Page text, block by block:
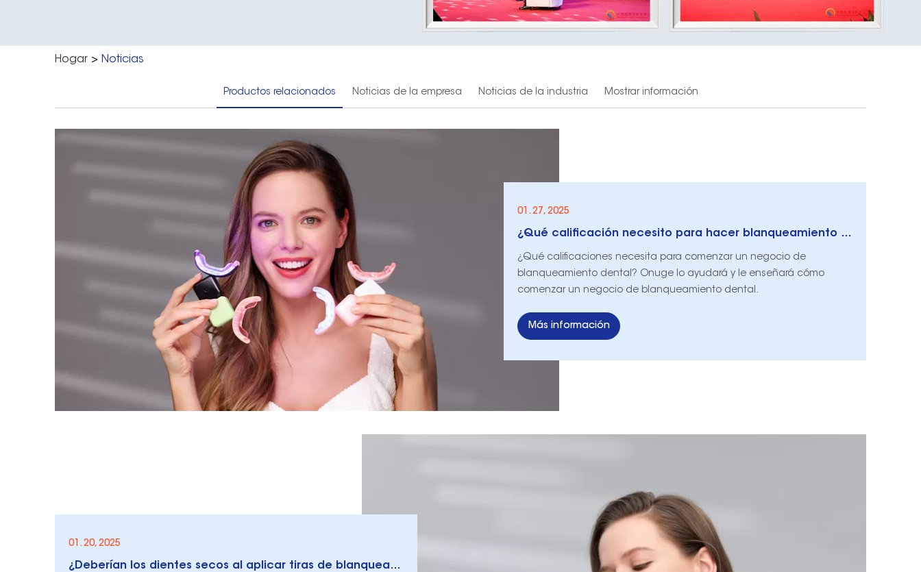
Hogar > Noticias
Productos relacionados Noticias de la empresa Noticias de la industria Mostrar información
01. 27, 2025
¿Qué calificación necesito para hacer blanqueamiento dental?
¿Qué calificaciones necesita para comenzar un negocio de
blanqueamiento dental? Onuge lo ayudará y le enseñará cómo
comenzar un negocio de blanqueamiento dental.
Más información
01. 20, 2025
¿Deberían los dientes secos al aplicar tiras de blanqueamiento?